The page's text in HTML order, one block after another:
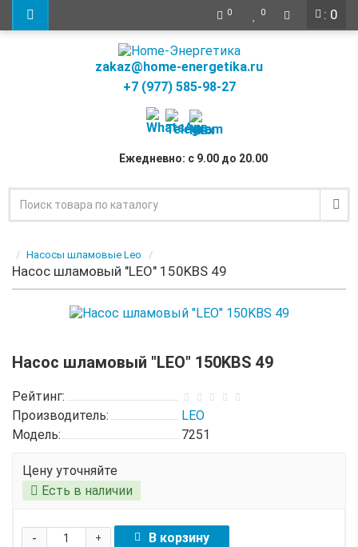
: 0
0 0
zakaz@home-energetika.ru
+7 (977) 585-98-27
Ежедневно: с 9.00 до 20.00
Насосы шламовые Leo
Насос шламовый "LEO" 150KBS 49
Насос шламовый "LEO" 150KBS 49
Рейтинг:
Производитель:
LEO
Модель:
7251
Цену уточняйте
Есть в наличии
+
- В корзину